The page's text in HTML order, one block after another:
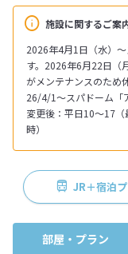
施設に関するご案
2026年4月1日（水）
す。2026年6月22日（
がメンテナンスのため
26/4/1～スパドーム「
変更後：平日10～17
時）
JR＋宿泊
部屋・プラン